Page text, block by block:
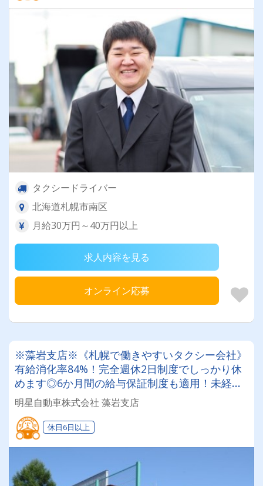
タクシードライバー
北海道札幌市南区
月給30万円～40万円以上
求人内容を見る
オンライン応募
※藻岩支店※《札幌で働きやすいタクシー会社》
有給消化率84%！完全週休2日制度でしっかり休
めます◎6か月間の給与保証制度も適用！未経験
でも安心して乗務スタート☆2種免許取得支援も
受けれます！
明星自動車株式会社 藻岩支店
休日6日以上